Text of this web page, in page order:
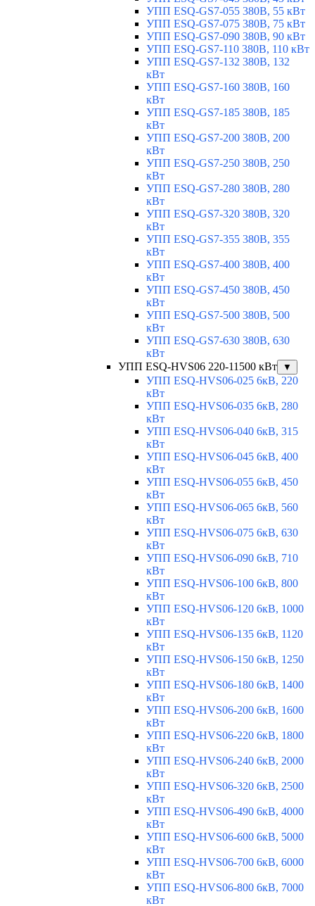
УПП ESQ-GS7-055 380В, 55 кВт
УПП ESQ-GS7-075 380В, 75 кВт
УПП ESQ-GS7-090 380В, 90 кВт
УПП ESQ-GS7-110 380В, 110 кВт
УПП ESQ-GS7-132 380В, 132
кВт
УПП ESQ-GS7-160 380В, 160
кВт
УПП ESQ-GS7-185 380В, 185
кВт
УПП ESQ-GS7-200 380В, 200
кВт
УПП ESQ-GS7-250 380В, 250
кВт
УПП ESQ-GS7-280 380В, 280
кВт
УПП ESQ-GS7-320 380В, 320
кВт
УПП ESQ-GS7-355 380В, 355
кВт
УПП ESQ-GS7-400 380В, 400
кВт
УПП ESQ-GS7-450 380В, 450
кВт
УПП ESQ-GS7-500 380В, 500
кВт
УПП ESQ-GS7-630 380В, 630
кВт
УПП ESQ-HVS06 220-11500 кВт
▼
УПП ESQ-HVS06-025 6кВ, 220
кВт
УПП ESQ-HVS06-035 6кВ, 280
кВт
УПП ESQ-HVS06-040 6кВ, 315
кВт
УПП ESQ-HVS06-045 6кВ, 400
кВт
УПП ESQ-HVS06-055 6кВ, 450
кВт
УПП ESQ-HVS06-065 6кВ, 560
кВт
УПП ESQ-HVS06-075 6кВ, 630
кВт
УПП ESQ-HVS06-090 6кВ, 710
кВт
УПП ESQ-HVS06-100 6кВ, 800
кВт
УПП ESQ-HVS06-120 6кВ, 1000
кВт
УПП ESQ-HVS06-135 6кВ, 1120
кВт
УПП ESQ-HVS06-150 6кВ, 1250
кВт
УПП ESQ-HVS06-180 6кВ, 1400
кВт
УПП ESQ-HVS06-200 6кВ, 1600
кВт
УПП ESQ-HVS06-220 6кВ, 1800
кВт
УПП ESQ-HVS06-240 6кВ, 2000
кВт
УПП ESQ-HVS06-320 6кВ, 2500
кВт
УПП ESQ-HVS06-490 6кВ, 4000
кВт
УПП ESQ-HVS06-600 6кВ, 5000
кВт
УПП ESQ-HVS06-700 6кВ, 6000
кВт
УПП ESQ-HVS06-800 6кВ, 7000
кВт